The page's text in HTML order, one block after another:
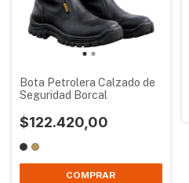
Bota Petrolera Calzado de
Seguridad Borcal
$122.420,00
COMPRAR